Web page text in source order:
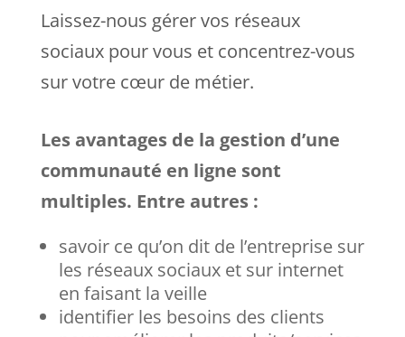
Laissez-nous gérer vos réseaux
sociaux pour vous et concentrez-vous
sur votre cœur de métier.
Les avantages de la gestion d’une
communauté en ligne sont
multiples. Entre autres :
savoir ce qu’on dit de l’entreprise sur
les réseaux sociaux et sur internet
en faisant la veille
identifier les besoins des clients